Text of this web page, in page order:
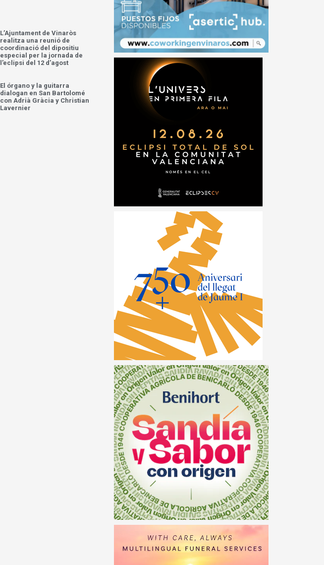
L’Ajuntament de Vinaròs
realitza una reunió de
coordinació del dipositiu
especial per la jornada de
l’eclipsi del 12 d’agost
El órgano y la guitarra
dialogan en San Bartolomé
con Adrià Gràcia y Christian
Lavernier